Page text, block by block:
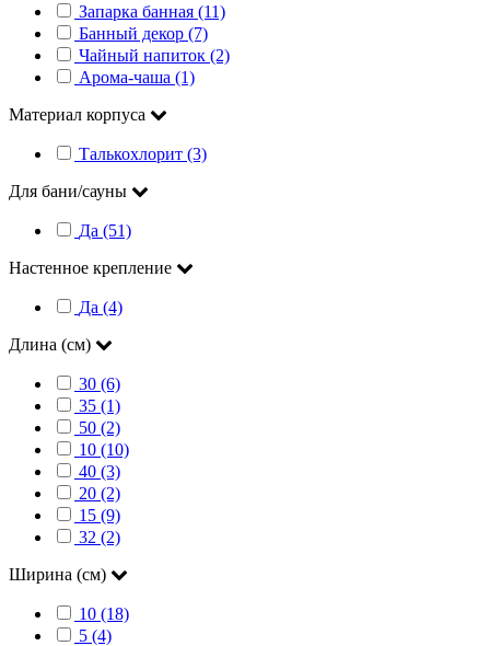
Запарка банная (11)
Банный декор (7)
Чайный напиток (2)
Арома-чаша (1)
Материал корпуса
Талькохлорит (3)
Для бани/сауны
Да (51)
Настенное крепление
Да (4)
Длина (см)
30 (6)
35 (1)
50 (2)
10 (10)
40 (3)
20 (2)
15 (9)
32 (2)
Ширина (см)
10 (18)
5 (4)